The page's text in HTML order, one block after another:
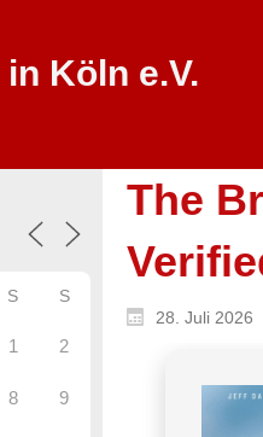
Köln e.V.
S S
1 2
8 9
The
28. Juli 2026